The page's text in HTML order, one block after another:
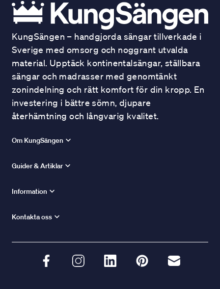
KungSängen – handgjorda sängar tillverkade i
Sverige med omsorg och noggrant utvalda
material. Upptäck kontinentalsängar, ställbara
sängar och madrasser med genomtänkt
zonindelning och rätt komfort för din kropp. En
investering i bättre sömn, djupare
återhämtning och långvarig kvalitet.
Om KungSängen
Guider & Artiklar
Information
Kontakta oss